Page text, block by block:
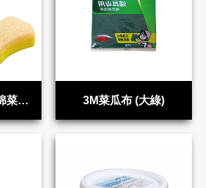
3M好握型精緻海綿菜瓜布 3M菜瓜布 (大綠)